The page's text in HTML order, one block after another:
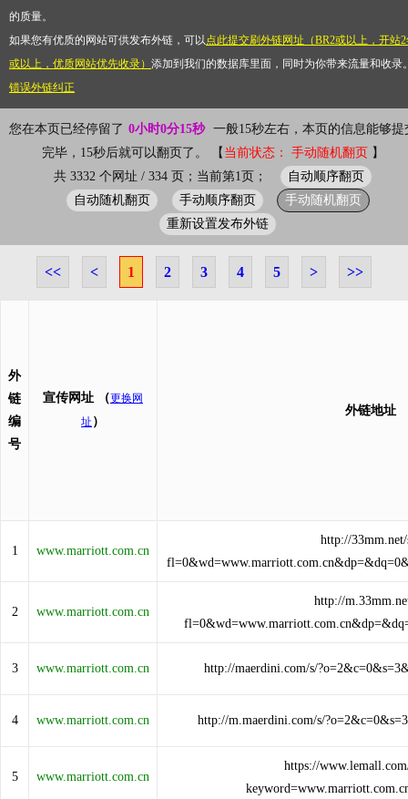
的质量。
如果您有优质的网站可供发布外链，可以点此提交刷外链网址（BR2或以上，开站
或以上，优质网站优先收录） 添加到我们的数据库里面，同时为你带来流量和收录
错误外链纠正
您在本页已经停留了 0小时0分15秒 一般15秒左右，本页的信息能够提
完毕，15秒后就可以翻页了。 【 当前状态： 手动随机翻页 】
共 3332 个网址 / 334 页；当前第1页；
自动顺序翻页
自动随机翻页
手动顺序翻页
手动随机翻页
重新设置发布外链
<< < 1 2 3 4 5 > >>
外
链
编
号
宣传网址 （更换网
址 ）
外链地址
1 www.marriott.com.cn
http://33mm.net/
2 www.marriott.com.cn
http://
3 www.marriott.com.cn http://maerdini.com/s/
4 www.marriott.com.cn http://m.maerdini.com/s/
5 www.marriott.com.cn
https://